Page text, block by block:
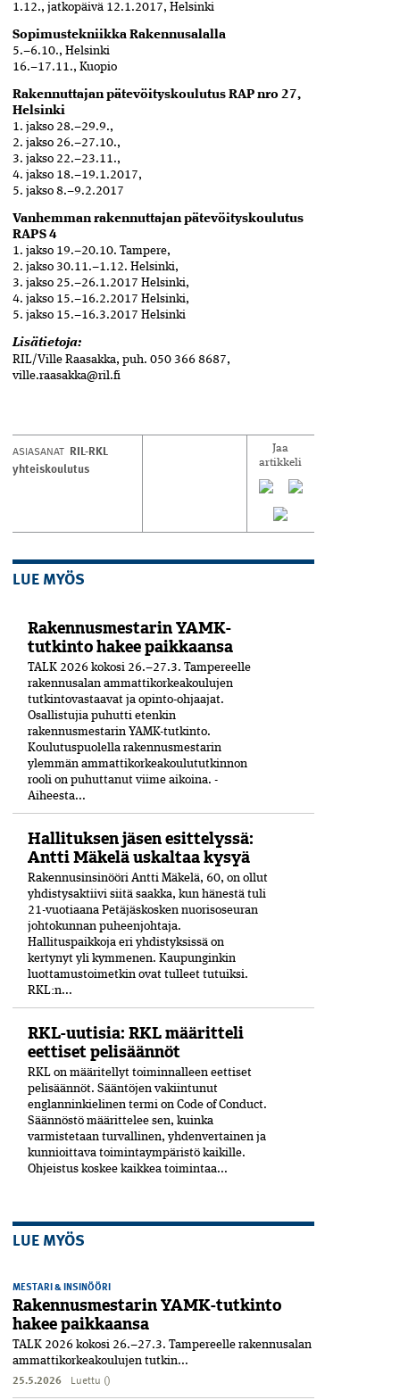
1.12., jatkopäivä 12.1.2017, Helsinki
Sopimustekniikka Rakennusalalla
5.–6.10., Helsinki
16.–17.11., Kuopio
Rakennuttajan pätevöityskoulutus RAP nro 27,
Helsinki
1. jakso 28.–29.9.,
2. jakso 26.–27.10.,
3. jakso 22.–23.11.,
4. jakso 18.–19.1.2017,
5. jakso 8.–9.2.2017
Vanhemman rakennuttajan pätevöityskoulutus
RAPS 4
1. jakso 19.–20.10. Tampere,
2. jakso 30.11.–1.12. Helsinki,
3. jakso 25.–26.1.2017 Helsinki,
4. jakso 15.–16.2.2017 Helsinki,
5. jakso 15.–16.3.2017 Helsinki
Lisätietoja:
RIL/Ville Raasakka, puh. 050 366 8687,
ville.raasakka@ril.fi
ASIASANAT RIL-RKL
yhteiskoulutus
Jaa
artikkeli
LUE MYÖS
Rakennusmestarin YAMK-
tutkinto hakee paikkaansa
TALK 2026 kokosi 26.–27.3. Tampereelle
rakennusalan ammattikorkeakoulujen
tutkintovastaavat ja opinto-ohjaajat.
Osallistujia puhutti etenkin
rakennusmestarin YAMK-tutkinto.
Koulutuspuolella rakennusmestarin
ylemmän ammattikorkeakoulututkinnon
rooli on puhuttanut viime ­aikoina. ­
Aiheesta...
Hallituksen jäsen esittelyssä:
Antti Mäkelä uskaltaa kysyä
Rakennusinsinööri Antti Mäkelä, 60, on ollut
yhdistysaktiivi siitä saakka, kun hänestä tuli
21-vuo­tiaana Petäjäskosken nuoriso­seuran
johtokunnan puheenjohtaja.
Hallituspaikkoja eri yhdistyksissä on
kertynyt yli kymmenen. Kaupunginkin
luottamustoimetkin ovat tulleet tutuiksi.
RKL:n...
RKL-uutisia: RKL määritteli
eettiset pelisäännöt
RKL on määritellyt toiminnalleen eettiset
peli­säännöt. Sääntöjen vakiintunut
englanninkielinen termi on Code of Conduct.
Säännöstö määrittelee sen, kuinka
varmistetaan turvallinen, yhdenvertainen ja
kun­nioittava toimintaympäristö kaikille.
Ohjeistus koskee kaikkea toimintaa...
LUE MYÖS
MESTARI & INSINÖÖRI
Rakennusmestarin YAMK-tutkinto
hakee paikkaansa
TALK 2026 kokosi 26.–27.3. Tampereelle rakennusalan
ammattikorkeakoulujen tutkin...
25.5.2026 Luettu ()